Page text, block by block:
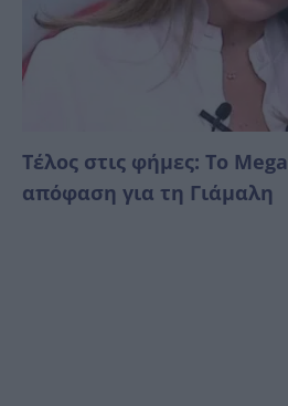
Τέλος στις φήμες: Το
απόφαση για τη Γιάμαλη